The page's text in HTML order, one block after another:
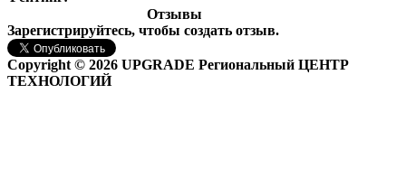
Отзывы
Зарегистрируйтесь, чтобы создать отзыв.
Copyright © 2026 UPGRADE Региональный ЦЕНТР
ТЕХНОЛОГИЙ